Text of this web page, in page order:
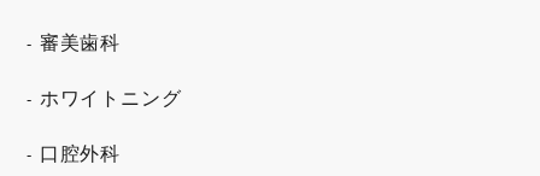
審美歯科
ホワイトニング
口腔外科